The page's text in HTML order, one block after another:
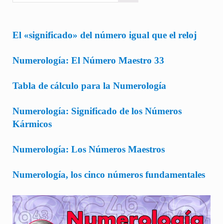
El «significado» del número igual que el reloj
Numerología: El Número Maestro 33
Tabla de cálculo para la Numerología
Numerología: Significado de los Números
Kármicos
Numerología: Los Números Maestros
Numerología, los cinco números fundamentales